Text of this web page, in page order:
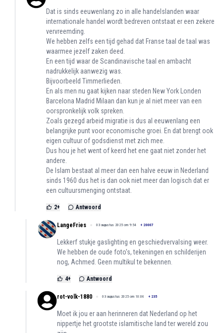
Dat is sinds eeuwenlang zo in alle handelslanden waar
internationale handel wordt bedreven ontstaat er een zekere
vervreemding.
We hebben zelfs een tijd gehad dat Franse taal de taal was
waarmee jezelf zaken deed.
En een tijd waar de Scandinavische taal en ambacht
nadrukkelijk aanwezig was.
Bijvoorbeeld Timmerlieden.
En als men nu gaat kijken naar steden New York Londen
Barcelona Madrid Milaan dan kun je al niet meer van een
oorspronkelijk volk spreken.
Zoals gezegd arbeid migratie is dus al eeuwenlang een
belangrijke punt voor economische groei. En dat brengt ook
eigen cultuur of godsdienst met zich mee.
Dus hou je het went of keerd het ene gaat niet zonder het
andere.
De Islam bestaat al meer dan een halve eeuw in Nederland
sinds 1960 dus het is dan ook niet meer dan logisch dat er
een cultuursmenging ontstaat.
2+ Antwoord
LangeFries 03 augustus 2025 om 9:54 + 20007
Lekkerf stukje gaslighting en geschiedvervalsing weer.
We hebben de oude foto's, tekeningen en schilderijen
nog, Achmed. Geen multikul te bekennen.
4+ Antwoord
rot-volk-1880 03 augustus 2025 om 10:06 + 235
Moet ik jou er aan herinneren dat Nederland op het
nippertje het grootste islamitische land ter wereld zou